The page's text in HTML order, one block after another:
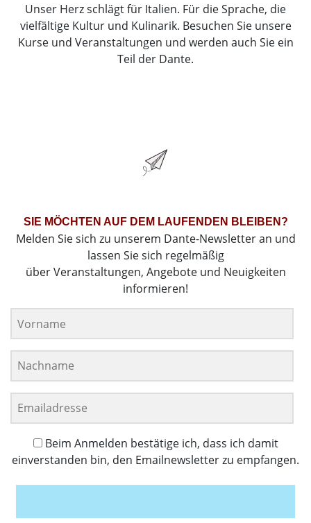
Unser Herz schlägt für Italien. Für die Sprache, die
vielfältige Kultur und Kulinarik. Besuchen Sie unsere
Kurse und Veranstaltungen und werden auch Sie ein
Teil der Dante.
SIE MÖCHTEN AUF DEM LAUFENDEN BLEIBEN?
Melden Sie sich zu unserem Dante-Newsletter an und
lassen Sie sich regelmäßig
über Veranstaltungen, Angebote und Neuigkeiten
informieren!
Beim Anmelden bestätige ich, dass ich damit
einverstanden bin, den Emailnewsletter zu empfangen.